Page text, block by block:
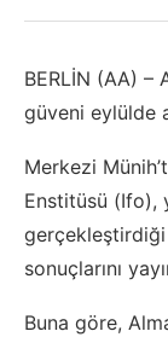
BERLİN (AA) –
güveni eylülde
Merkezi
Enstitüsü (Ifo),
gerçekleştirdiği
sonuçlarını
Buna göre,